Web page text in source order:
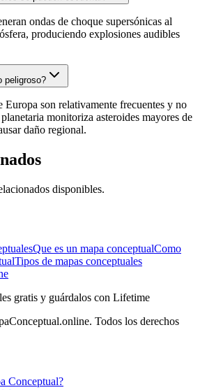
ondas de choque supersónicas al
produciendo explosiones audibles
peligroso?
son relativamente frecuentes y no
monitoriza asteroides mayores de
daño regional.
disponibles.
Que es un mapa conceptualComo
Tipos de mapas conceptuales
gratis y guárdalos con Lifetime
Todos los derechos
Conceptual?